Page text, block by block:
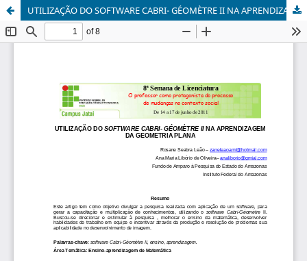
UTILIZAÇÃO DO SOFTWARE CABRI- GÉOMÈTRE II NA APRENDIZAGEM DA GEOMETRIA PLANA